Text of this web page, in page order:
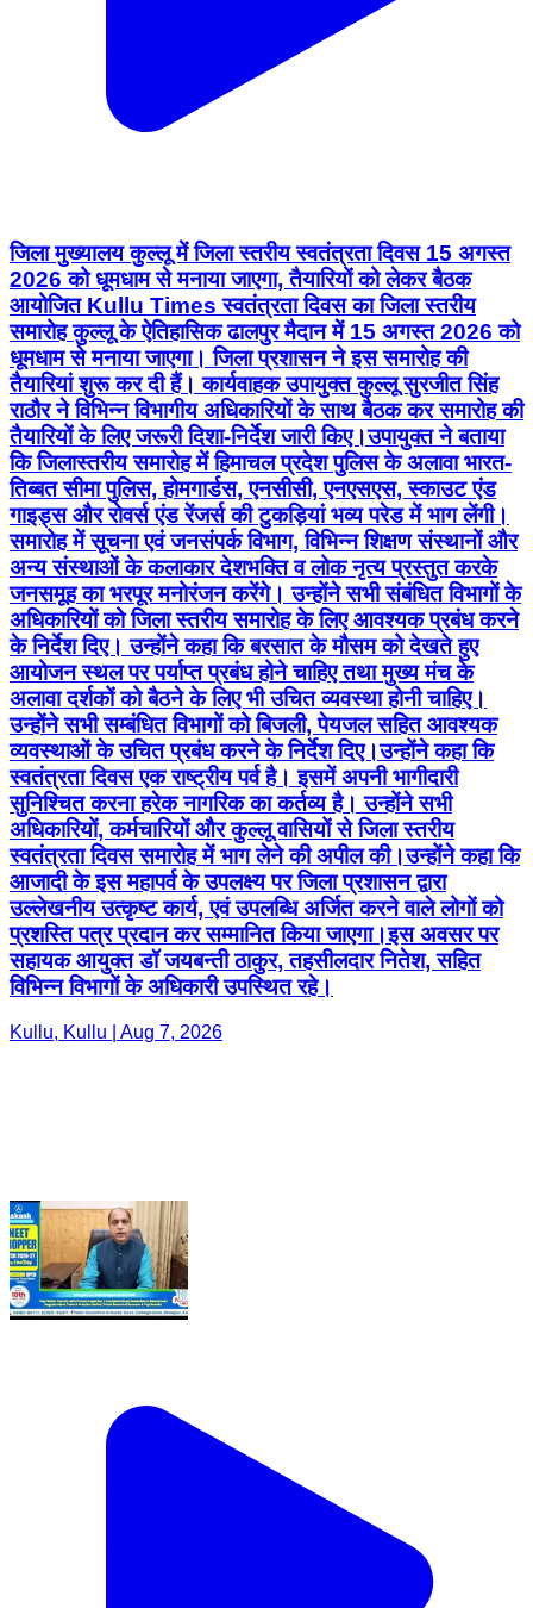
जिला मुख्यालय कुल्लू में जिला स्तरीय स्वतंत्रता दिवस 15 अगस्त
2026 को धूमधाम से मनाया जाएगा, तैयारियों को लेकर बैठक
आयोजित Kullu Times स्वतंत्रता दिवस का जिला स्तरीय
समारोह कुल्लू के ऐतिहासिक ढालपुर मैदान में 15 अगस्त 2026 को
धूमधाम से मनाया जाएगा। जिला प्रशासन ने इस समारोह की
तैयारियां शुरू कर दी हैं। कार्यवाहक उपायुक्त कुल्लू सुरजीत सिंह
राठौर ने विभिन्न विभागीय अधिकारियों के साथ बैठक कर समारोह की
तैयारियों के लिए जरूरी दिशा-निर्देश जारी किए।उपायुक्त ने बताया
कि जिलास्तरीय समारोह में हिमाचल प्रदेश पुलिस के अलावा भारत-
तिब्बत सीमा पुलिस, होमगार्डस, एनसीसी, एनएसएस, स्काउट एंड
गाइड्स और रोवर्स एंड रेंजर्स की टुकड़ियां भव्य परेड में भाग लेंगी।
समारोह में सूचना एवं जनसंपर्क विभाग, विभिन्न शिक्षण संस्थानों और
अन्य संस्थाओं के कलाकार देशभक्ति व लोक नृत्य प्रस्तुत करके
जनसमूह का भरपूर मनोरंजन करेंगे। उन्होंने सभी संबंधित विभागों के
अधिकारियों को जिला स्तरीय समारोह के लिए आवश्यक प्रबंध करने
के निर्देश दिए। उन्होंने कहा कि बरसात के मौसम को देखते हुए
आयोजन स्थल पर पर्याप्त प्रबंध होने चाहिए तथा मुख्य मंच के
अलावा दर्शकों को बैठने के लिए भी उचित व्यवस्था होनी चाहिए।
उन्होंने सभी सम्बंधित विभागों को बिजली, पेयजल सहित आवश्यक
व्यवस्थाओं के उचित प्रबंध करने के निर्देश दिए।उन्होंने कहा कि
स्वतंत्रता दिवस एक राष्ट्रीय पर्व है। इसमें अपनी भागीदारी
सुनिश्चित करना हरेक नागरिक का कर्तव्य है। उन्होंने सभी
अधिकारियों, कर्मचारियों और कुल्लू वासियों से जिला स्तरीय
स्वतंत्रता दिवस समारोह में भाग लेने की अपील की।उन्होंने कहा कि
आजादी के इस महापर्व के उपलक्ष्य पर जिला प्रशासन द्वारा
उल्लेखनीय उत्कृष्ट कार्य, एवं उपलब्धि अर्जित करने वाले लोगों को
प्रशस्ति पत्र प्रदान कर सम्मानित किया जाएगा।इस अवसर पर
सहायक आयुक्त डॉ जयबन्ती ठाकुर, तहसीलदार नितेश, सहित
विभिन्न विभागों के अधिकारी उपस्थित रहे।
Kullu, Kullu | Aug 7, 2026